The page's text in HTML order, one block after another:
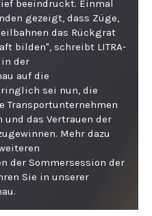
beeindruckt. Einmal
gezeigt, dass Züge,
das Rückgrat
bilden", schreibt LITRA-
der
auf die
sei nun, die
Transportunternehmen
das Vertrauen der
Mehr dazu
der Sommersession der
Sie in unserer